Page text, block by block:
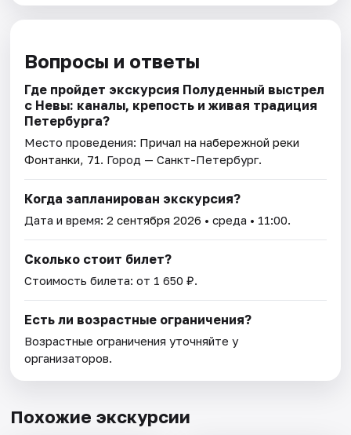
Вопросы и ответы
Где пройдет экскурсия Полуденный выстрел
с Невы: каналы, крепость и живая традиция
Петербурга?
Место проведения: Причал на набережной реки
Фонтанки, 71. Город — Санкт-Петербург.
Когда запланирован экскурсия?
Дата и время:2 сентября 2026 • среда • 11:00.
Сколько стоит билет?
Стоимость билета: от 1 650 ₽.
Есть ли возрастные ограничения?
Возрастные ограничения уточняйте у
организаторов.
Похожие экскурсии